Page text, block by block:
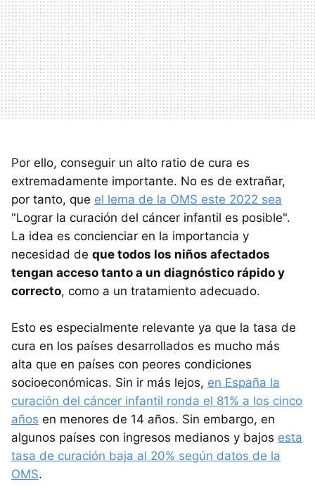
Por ello, conseguir un alto ratio de cura es
extremadamente importante. No es de extrañar,
por tanto, que el lema de la OMS este 2022 sea
"Lograr la curación del cáncer infantil es posible".
La idea es concienciar en la importancia y
necesidad de que todos los niños afectados
tengan acceso tanto a un diagnóstico rápido y
correcto, como a un tratamiento adecuado.
Esto es especialmente relevante ya que la tasa de
cura en los países desarrollados es mucho más
alta que en países con peores condiciones
socioeconómicas. Sin ir más lejos, en España la
curación del cáncer infantil ronda el 81% a los cinco
años en menores de 14 años. Sin embargo, en
algunos países con ingresos medianos y bajos esta
tasa de curación baja al 20% según datos de la
OMS.